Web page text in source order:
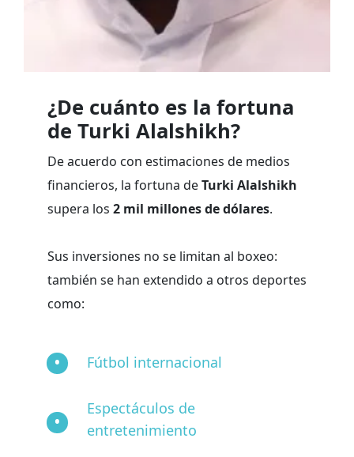
¿De cuánto es la fortuna
de Turki Alalshikh?
De acuerdo con estimaciones de medios
financieros, la fortuna deTurki Alalshikh
supera los 2 mil millones de dólares.
Sus inversiones no se limitan al boxeo:
también se han extendido a otros deportes
como:
Fútbol internacional
Espectáculos de
entretenimiento